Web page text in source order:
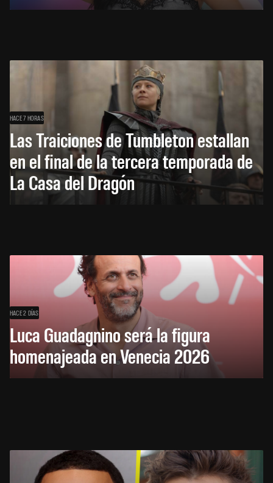
HACE 7 HORAS
Las Traiciones de Tumbleton estallan
en el final de la tercera temporada de
La Casa del Dragón
HACE 2 DÍAS
Luca Guadagnino será la figura
homenajeada en Venecia 2026